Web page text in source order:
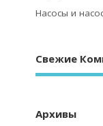
Насосы и
Свежие
Архивы